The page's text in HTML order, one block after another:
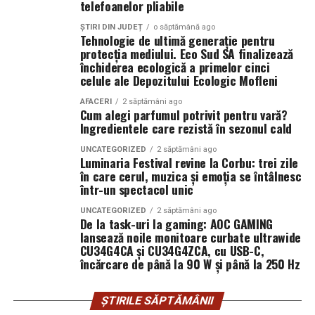
film, declarații din partea actorilor și informații despre
concursuri sunt disponibile pe paginile social media ale
Facebook,Instagram,TikTok.
Adrian Pădurețu semnează imaginea filmului. De sunet
s-a ocupat Bogdan Ivanovici, de scenografie Anca
Miron, iar de costume Francisca Vass.
„În Pielea Mea”este un film produs de: CB MOTION
Producător asociat: MAGNETIC MEDIA PRODUCTIONS
Producător: Claudiu Boboc
Producător executiv: Adela Mara
aproape răcoroasă la atingere, înainte să se încălzească
de la mâna ta.
Prima diferență reală: cum se
simte îmbrățișarea
Aici, dacă mă întrebi pe mine, se decide totul. Un urs din
pluș, mai ales unul mare, te învăluie. Perii lui se așază pe
piele, umplu spațiul dintre tine și el. Când îl strângi, ai
senzația că strângi un nor ușor cam dezordonat, un nor
care a stat prea mult pe o canapea și a prins miros de
detergent și, poate, de parfum.
Un urs din catifea, în schimb, te întâmpină cu o
suprafață mai continuă. Nu ai acele fire care se mișcă
independent, ci o textură unitară. Îmbrățișarea se simte
părea un pic mai rece la început, ca o rochie de seară pe
telefoanelor pliabile
ȘTIRI DIN JUDEȚ o săptămână ago
Tehnologie de ultimă generație pentru
protecția mediului. Eco Sud SA finalizează
închiderea ecologică a primelor cinci
celule ale Depozitului Ecologic Mofleni
AFACERI 2 săptămâni ago
Cum alegi parfumul potrivit pentru vară?
Ingredientele care rezistă în sezonul cald
UNCATEGORIZED 2 săptămâni ago
Luminaria Festival revine la Corbu: trei zile
în care cerul, muzica și emoția se întâlnesc
într-un spectacol unic
UNCATEGORIZED 2 săptămâni ago
De la task-uri la gaming: AOC GAMING
lansează noile monitoare curbate ultrawide
CU34G4CA și CU34G4ZCA, cu USB-C,
încărcare de până la 90 W și până la 250 Hz
ȘTIRILE SĂPTĂMÂNII